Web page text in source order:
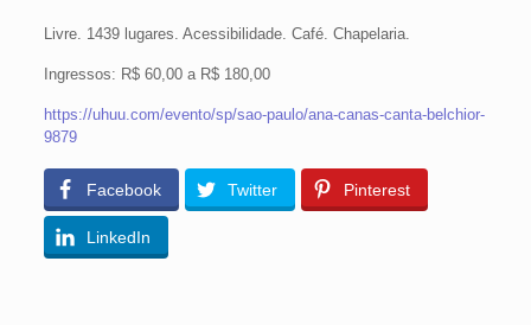
Livre. 1439 lugares. Acessibilidade. Café. Chapelaria.
Ingressos: R$ 60,00 a R$ 180,00
https://uhuu.com/evento/sp/sao-paulo/ana-canas-canta-belchior-
9879
Facebook Twitter Pinterest
LinkedIn